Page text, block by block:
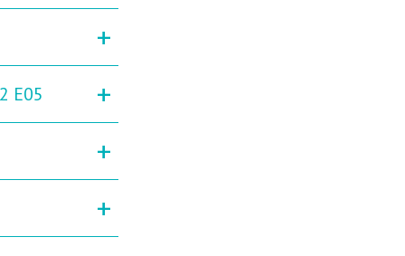
+
E05 +
+
+